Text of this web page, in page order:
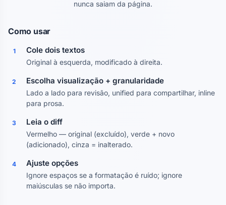
nunca saiam da página.
Como usar
1 Cole dois textos
Original à esquerda, modificado à direita.
2 Escolha visualização + granularidade
Lado a lado para revisão, unified para compartilhar, inline
para prosa.
3 Leia o diff
Vermelho — original (excluído), verde + novo
(adicionado), cinza = inalterado.
4 Ajuste opções
Ignore espaços se a formatação é ruído; ignore
maiúsculas se não importa.